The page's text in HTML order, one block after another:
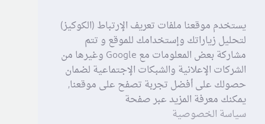
يستخدم موقعنا ملفات تعريف الإرتباط (الكوكيز)
لتحليل زياراتك وإستخدامك للموقع و تتم
مشاركة بعض المعلومات مع Google وغيرها من
الشركات الإعلانية والشبكات الإجتماعية لضمان
حصولك على أفضل تجربة تصفح على موقعنا,
يمكنك معرفة المزيد عبر صفحة
سياسة الخصوصية